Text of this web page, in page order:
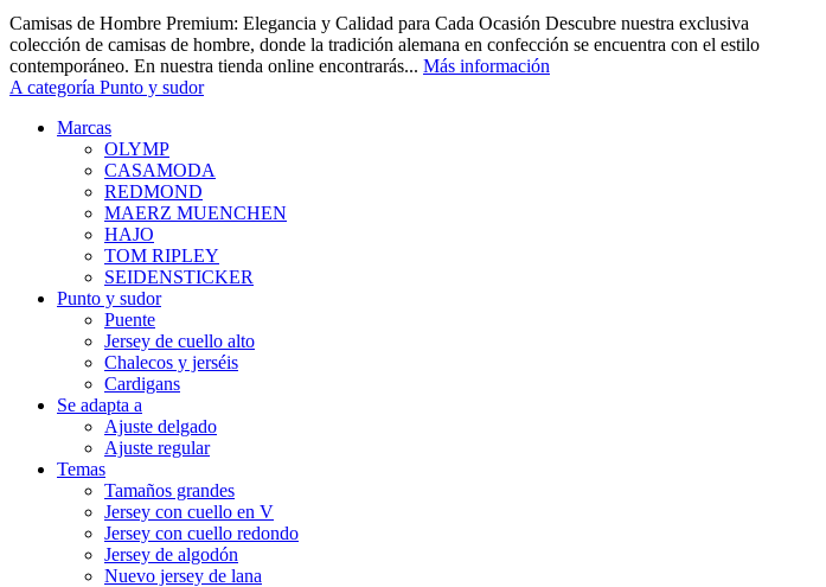
Camisas de Hombre Premium: Elegancia y Calidad para Cada Ocasión Descubre nuestra exclusiva
colección de camisas de hombre, donde la tradición alemana en confección se encuentra con el estilo
contemporáneo. En nuestra tienda online encontrarás... Más información
A categoría Punto y sudor
Marcas
OLYMP
CASAMODA
REDMOND
MAERZ MUENCHEN
HAJO
TOM RIPLEY
SEIDENSTICKER
Punto y sudor
Puente
Jersey de cuello alto
Chalecos y jerséis
Cardigans
Se adapta a
Ajuste delgado
Ajuste regular
Temas
Tamaños grandes
Jersey con cuello en V
Jersey con cuello redondo
Jersey de algodón
Nuevo jersey de lana